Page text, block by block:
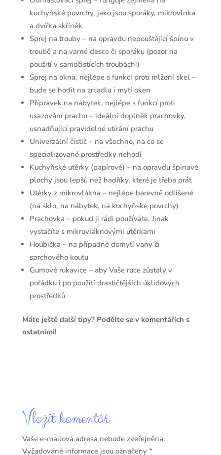
kuchyňské povrchy, jako jsou sporáky, mikrovlnka
a dvířka skříněk
Sprej na trouby – na opravdu nepouštějící špínu v
troubě a na varné desce či sporáku (pozor na
použití v samočistících troubách!)
Sprej na okna, nejlépe s funkcí proti mlžení skel –
bude se hodit na zrcadla i mytí oken
Přípravek na nábytek, nejlépe s funkcí proti
usazování prachu – ideální doplněk prachovky,
usnadňující pravidelné utírání prachu
Univerzální čistič – na všechno, na co se
specializované prostředky nehodí
Kuchyňské utěrky (papírové) – na opravdu špinavé
plochy jsou lepší, než hadříky, které je třeba prát
Utěrky z mikrovlákna – nejlépe barevně odlišené
(na sklo, na nábytek, na kuchyňské povrchy)
Prachovka – pokud ji rádi používáte. Jinak
vystačíte s mikrovláknovými utěrkami
Houbička – na případné domytí vany či
sprchového koutu
Gumové rukavice – aby Vaše ruce zůstaly v
pořádku i po použití drastičtějších úklidových
prostředků
Máte ještě další tipy? Podělte se v komentářích s
ostatními!
Vložit komentář
Vaše e-mailová adresa nebude zveřejněna.
Vyžadované informace jsou označeny *